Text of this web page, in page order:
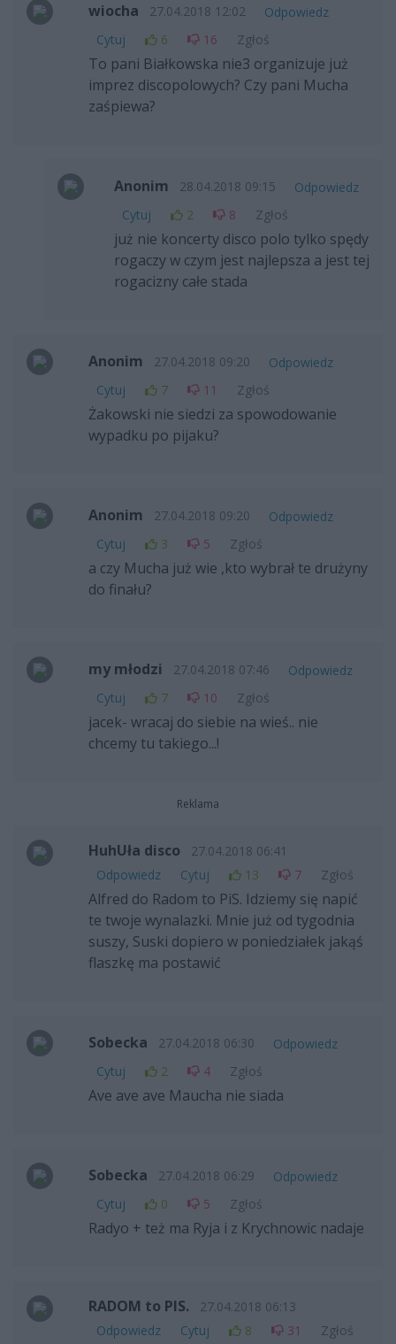
wiocha 27.04.2018 12:02
Odpowiedz
Cytuj
6 16 Zgłoś
To pani Białkowska nie3 organizuje już
imprez discopolowych? Czy pani Mucha
zaśpiewa?
Anonim 28.04.2018 09:15
Odpowiedz
Cytuj
2 8 Zgłoś
już nie koncerty disco polo tylko spędy
rogaczy w czym jest najlepsza a jest tej
rogacizny całe stada
Anonim 27.04.2018 09:20
Odpowiedz
Cytuj
7 11 Zgłoś
Żakowski nie siedzi za spowodowanie
wypadku po pijaku?
Anonim 27.04.2018 09:20
Odpowiedz
Cytuj
3 5 Zgłoś
a czy Mucha już wie ,kto wybrał te drużyny
do finału?
my młodzi 27.04.2018 07:46
Odpowiedz
Cytuj
7 10 Zgłoś
jacek- wracaj do siebie na wieś.. nie
chcemy tu takiego...!
Reklama
HuhUła disco
27.04.2018 06:41
Odpowiedz
Cytuj 13 7 Zgłoś
Alfred do Radom to PiS. Idziemy się napić
te twoje wynalazki. Mnie już od tygodnia
suszy, Suski dopiero w poniedziałek jakąś
flaszkę ma postawić
Sobecka 27.04.2018 06:30
Odpowiedz
Cytuj
2 4 Zgłoś
Ave ave ave Maucha nie siada
Sobecka 27.04.2018 06:29
Odpowiedz
Cytuj
0 5 Zgłoś
Radyo + też ma Ryja i z Krychnowic nadaje
RADOM to PIS.
27.04.2018 06:13
Odpowiedz
Cytuj 8 31 Zgłoś